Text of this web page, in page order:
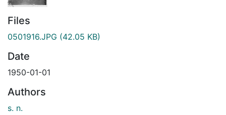
Files
0501916.JPG (42.05 KB)
Date
1950-01-01
Authors
s. n.